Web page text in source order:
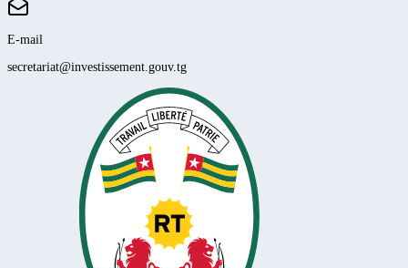
E-mail
secretariat@investissement.gouv.tg